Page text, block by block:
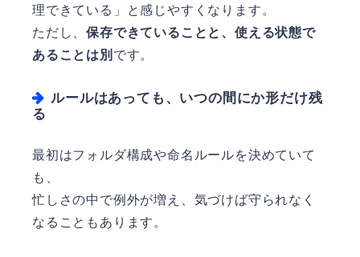
理できている」と感じやすくなります。
ただし、保存できていることと、使える状態で
あることは別 です。
ルールはあっても、いつの間にか形だけ残
る
最初はフォルダ構成や命名ルールを決めていて
も、
忙しさの中で例外が増え、気づけば守られなく
なることもあります。